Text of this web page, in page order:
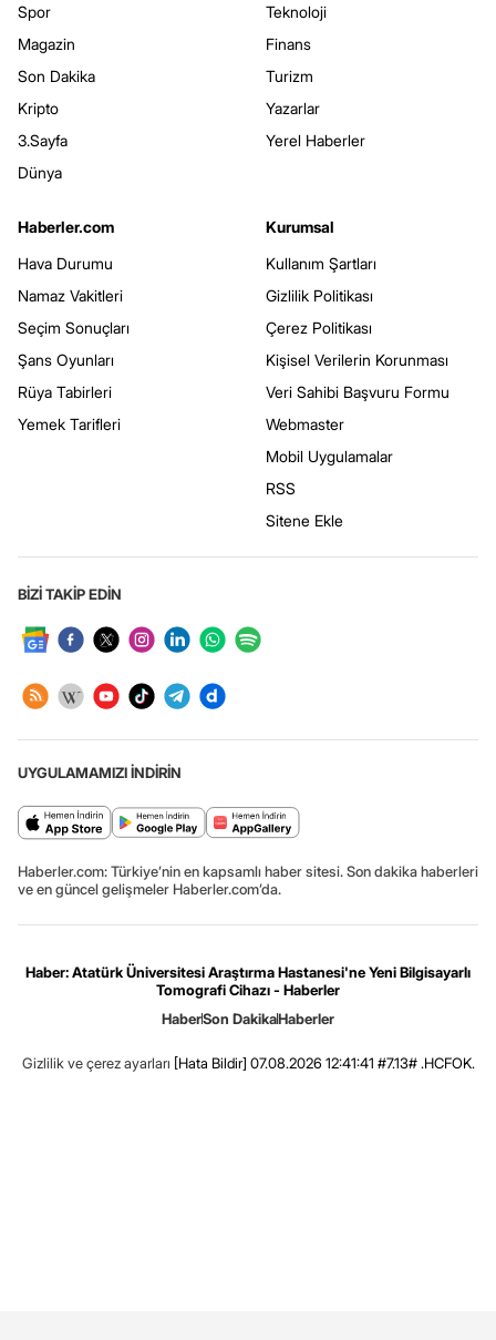
Spor
Magazin
Son Dakika
Kripto
3.Sayfa
Dünya
Teknoloji
Finans
Turizm
Yazarlar
Yerel Haberler
Haberler.com
Hava Durumu
Namaz Vakitleri
Seçim Sonuçları
Şans Oyunları
Rüya Tabirleri
Yemek Tarifleri
Kurumsal
Kullanım Şartları
Gizlilik Politikası
Çerez Politikası
Kişisel Verilerin Korunması
Veri Sahibi Başvuru Formu
Webmaster
Mobil Uygulamalar
RSS
Sitene Ekle
BİZİ TAKİP EDİN
UYGULAMAMIZI İNDİRİN
Haberler.com: Türkiye’nin en kapsamlı haber sitesi. Son dakika haberleri
ve en güncel gelişmeler Haberler.com’da.
Haber: Atatürk Üniversitesi Araştırma Hastanesi'ne Yeni Bilgisayarlı
Tomografi Cihazı - Haberler
HaberSon DakikaHaberler
Gizlilik ve çerez ayarları [Hata Bildir] 07.08.2026 12:41:41 #7.13# .HCFOK.